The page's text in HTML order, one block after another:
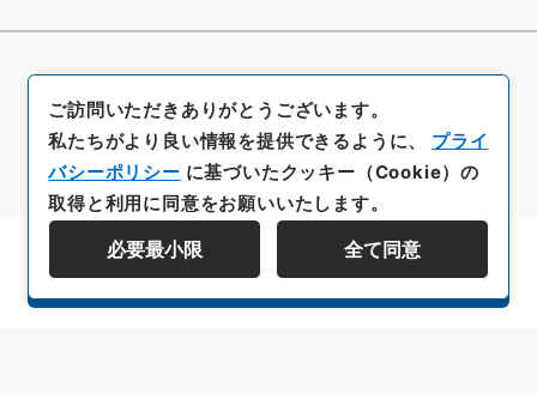
資料群階層を表示する
ご訪問いただきありがとうございます。
私たちがより良い情報を提供できるように、 プライ
バシーポリシー に基づいたクッキー（Cookie）の
取得と利用に同意をお願いいたします。
必要最小限 全て同意